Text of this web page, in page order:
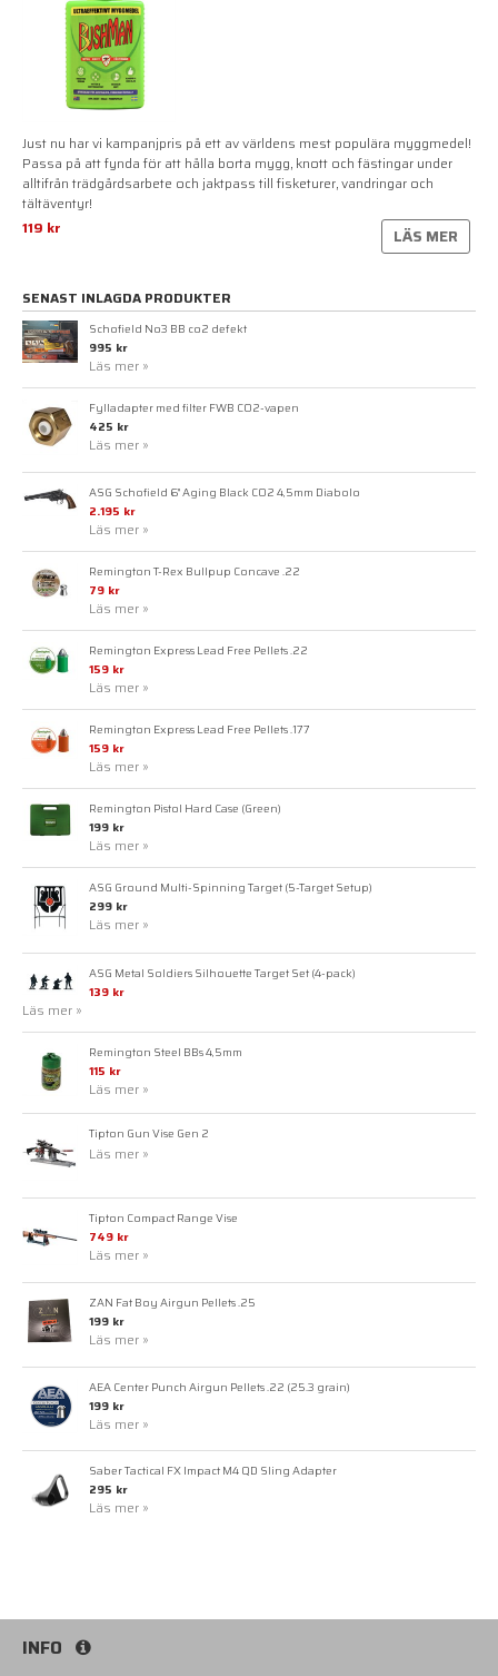
Just nu har vi kampanjpris på ett av världens mest populära myggmedel!
Passa på att fynda för att hålla borta mygg, knott och fästingar under
alltifrån trädgårdsarbete och jaktpass till fisketurer, vandringar och
tältäventyr!
119 kr
LÄS MER
SENAST INLAGDA PRODUKTER
Schofield No3 BB co2 defekt
995 kr
Läs mer »
Fylladapter med filter FWB CO2-vapen
425 kr
Läs mer »
ASG Schofield 6" Aging Black CO2 4,5mm Diabolo
2.195 kr
Läs mer »
Remington T-Rex Bullpup Concave .22
79 kr
Läs mer »
Remington Express Lead Free Pellets .22
159 kr
Läs mer »
Remington Express Lead Free Pellets .177
159 kr
Läs mer »
Remington Pistol Hard Case (Green)
199 kr
Läs mer »
ASG Ground Multi-Spinning Target (5-Target Setup)
299 kr
Läs mer »
ASG Metal Soldiers Silhouette Target Set (4-pack)
139 kr
Läs mer »
Remington Steel BBs 4,5mm
115 kr
Läs mer »
Tipton Gun Vise Gen 2
Läs mer »
Tipton Compact Range Vise
749 kr
Läs mer »
ZAN Fat Boy Airgun Pellets .25
199 kr
Läs mer »
AEA Center Punch Airgun Pellets .22 (25.3 grain)
199 kr
Läs mer »
Saber Tactical FX Impact M4 QD Sling Adapter
295 kr
Läs mer »
INFO